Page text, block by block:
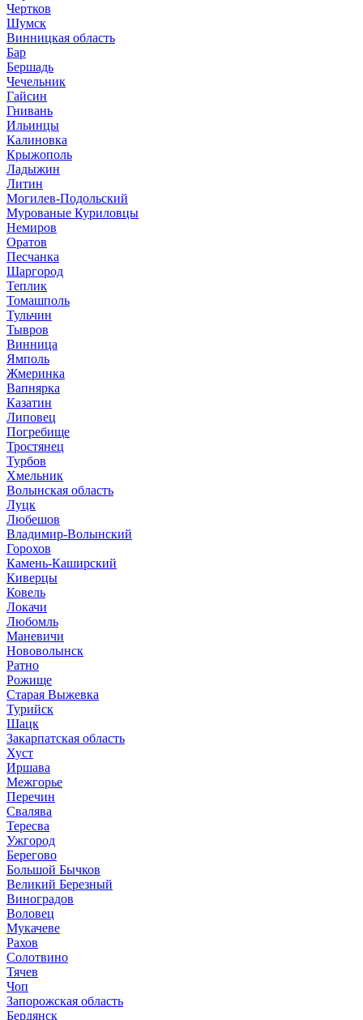
Чертков
Шумск
Винницкая область
Бар
Бершадь
Чечельник
Гайсин
Гнивань
Ильинцы
Калиновка
Крыжополь
Ладыжин
Литин
Могилев-Подольский
Мурованые Куриловцы
Немиров
Оратов
Песчанка
Шаргород
Теплик
Томашполь
Тульчин
Тывров
Винница
Ямполь
Жмеринка
Вапнярка
Казатин
Липовец
Погребище
Тростянец
Турбов
Хмельник
Волынская область
Луцк
Любешов
Владимир-Волынский
Горохов
Камень-Каширский
Киверцы
Ковель
Локачи
Любомль
Маневичи
Нововолынск
Ратно
Рожище
Старая Выжевка
Турийск
Шацк
Закарпатская область
Хуст
Иршава
Межгорье
Перечин
Свалява
Тересва
Ужгород
Берегово
Большой Бычков
Великий Березный
Виноградов
Воловец
Мукачеве
Рахов
Солотвино
Тячев
Чоп
Запорожская область
Бердянск